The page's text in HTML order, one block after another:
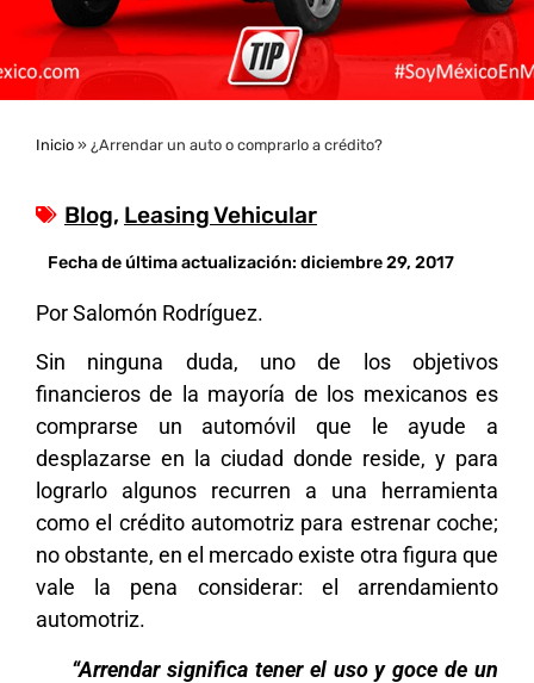
Inicio » ¿Arrendar un auto o comprarlo a crédito?
Blog, Leasing Vehicular
Fecha de última actualización: diciembre 29, 2017
Por Salomón Rodríguez.
Sin ninguna duda, uno de los objetivos
financieros de la mayoría de los mexicanos es
comprarse un automóvil que le ayude a
desplazarse en la ciudad donde reside, y para
lograrlo algunos recurren a una herramienta
como el crédito automotriz para estrenar coche;
no obstante, en el mercado existe otra figura que
vale la pena considerar: el arrendamiento
automotriz.
“Arrendar significa tener el uso y goce de un